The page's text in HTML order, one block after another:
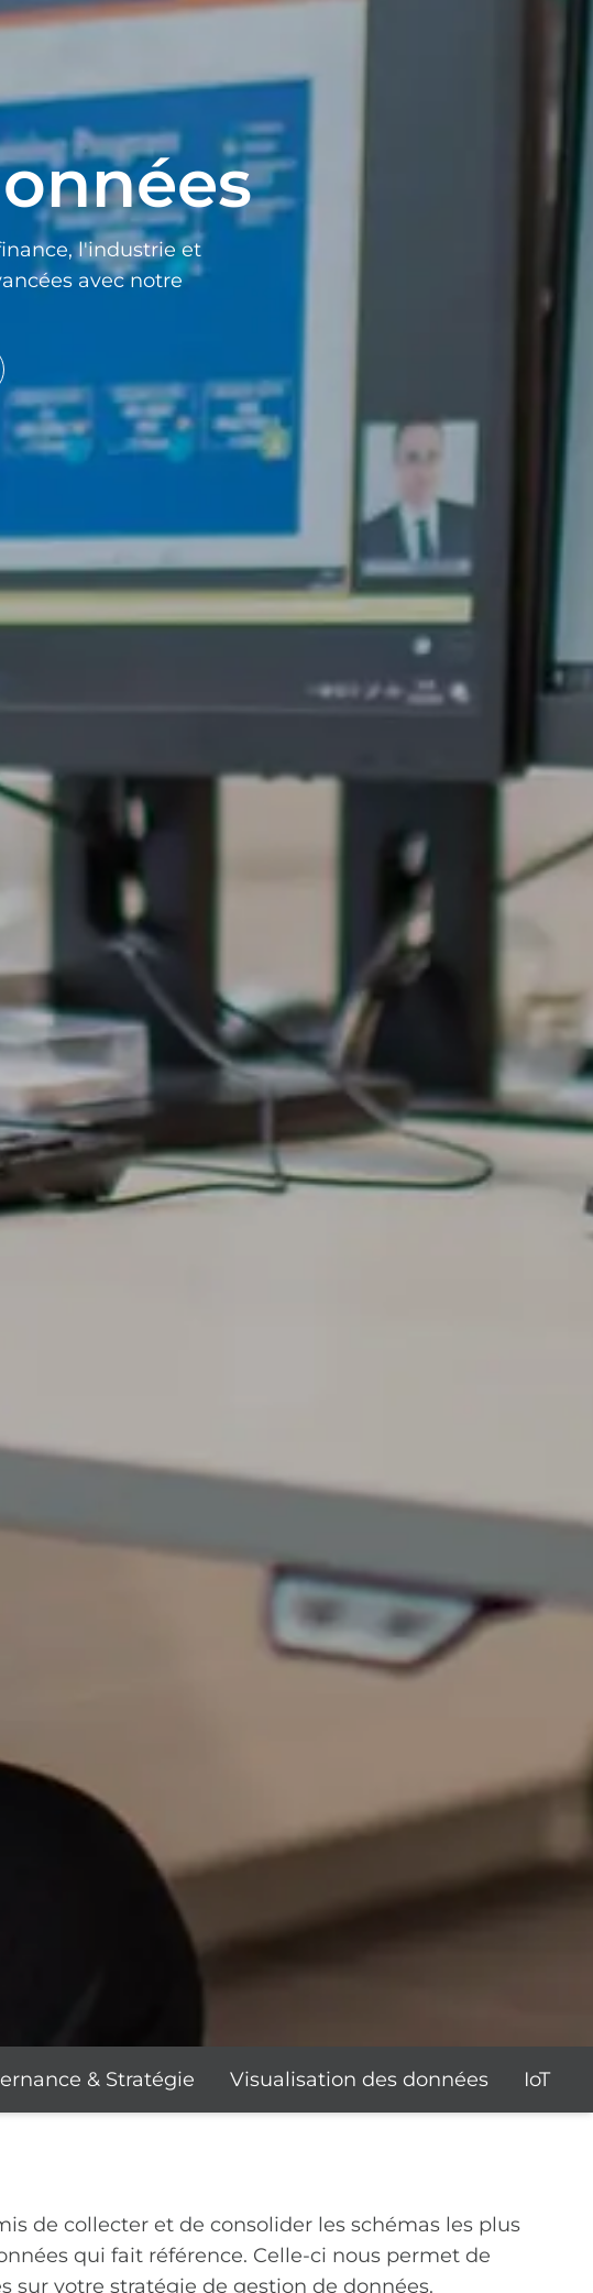
l'industrie et
avec notre
& Stratégie Visualisation des données IoT
de collecter et de consolider les schémas les plus
qui fait référence. Celle-ci nous permet de
votre stratégie de gestion de données.